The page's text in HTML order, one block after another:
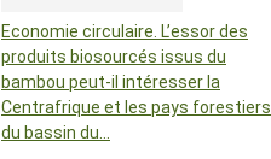
Economie circulaire. L’essor des
produits biosourcés issus du
bambou peut-il intéresser la
Centrafrique et les pays forestiers
du bassin du…